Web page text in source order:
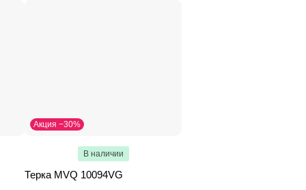
Акция −30%
В наличии
Терка MVQ 10094VG